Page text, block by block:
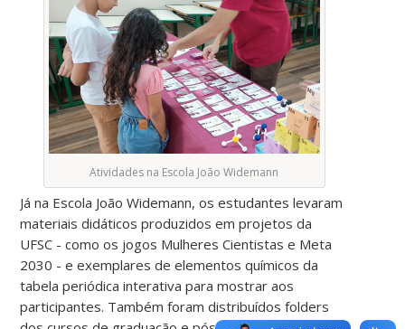
Atividades na Escola João Widemann
Já na Escola João Widemann, os estudantes levaram
materiais didáticos produzidos em projetos da
UFSC - como os jogos Mulheres Cientistas e Meta
2030 - e exemplares de elementos químicos da
tabela periódica interativa para mostrar aos
participantes. Também foram distribuídos folders